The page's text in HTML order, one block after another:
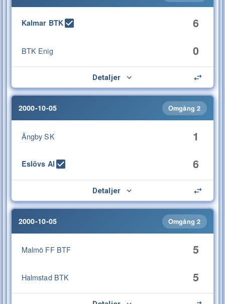
Kalmar BTK 6
BTK Enig 0
Detaljer
2000-10-05 Omgång 2
Ängby SK 1
Eslövs AI 6
Detaljer
2000-10-05 Omgång 2
Malmö FF BTF 5
Halmstad BTK 5